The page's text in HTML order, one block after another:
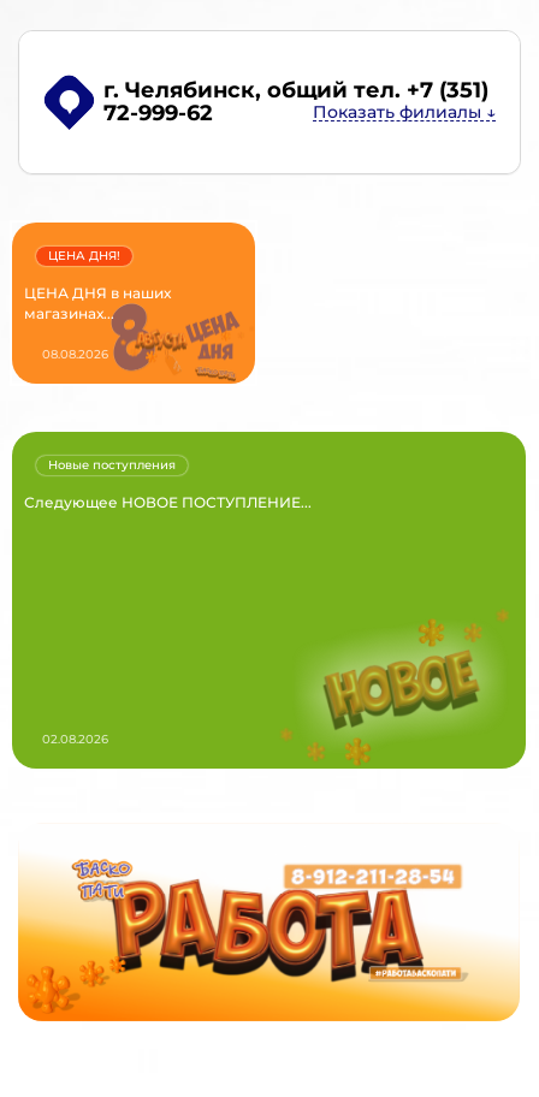
г. Челябинск, общий тел. +7 (351)
72-999-62
ЦЕНА ДНЯ в наших
магазинах...
ЦЕНА ДНЯ!
08.08.2026
Следующее НОВОЕ ПОСТУПЛЕНИЕ...
Новые поступления
02.08.2026